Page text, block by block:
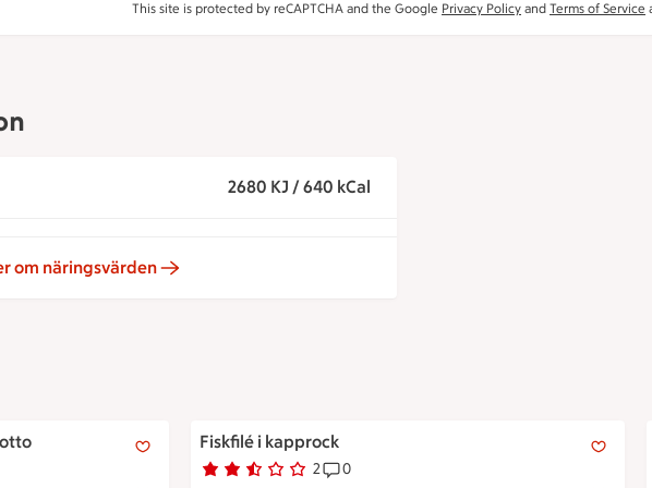
This site is protected by reCAPTCHA and the Google Privacy Policy and Terms of Service
2680 KJ / 640 kCal
om näringsvärden
Fiskfilé i kapprock
Betyg 2.5 av 5. 2
2 personer har röstatReceptet har 0 kommentarer
0
Fiskfilé i kapprock